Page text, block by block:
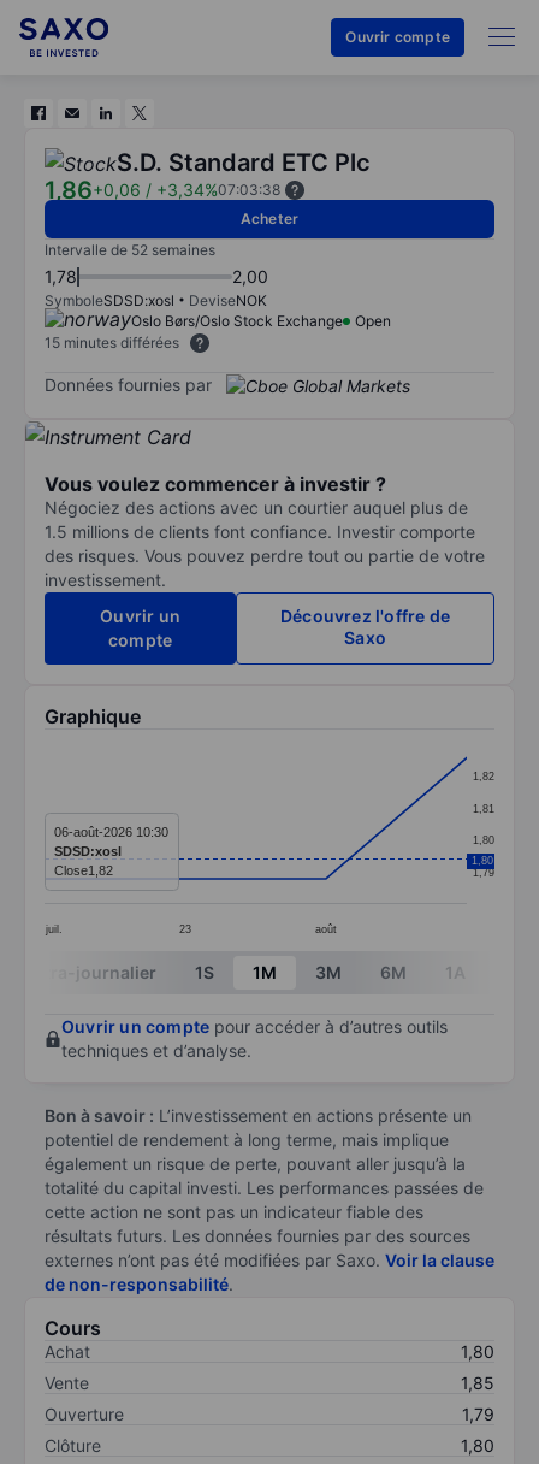
Ouvrir compte
S.D. Standard ETC Plc
1,86+0,06 / +3,34%07:03:38
Acheter
Intervalle de 52 semaines
1,78 2,00
SymboleSDSD:xosl DeviseNOK
Oslo Børs/Oslo Stock Exchange
Open
15 minutes différées
Données fournies par
Vous voulez commencer à investir ?
Négociez des actions avec un courtier auquel plus de
1.5 millions de clients font confiance. Investir comporte
des risques. Vous pouvez perdre tout ou partie de votre
investissement.
Ouvrir un
compte
Découvrez l'offre de
Saxo
Graphique
The chart has 1 X axis displaying categories.
The chart has 1 Y axis displaying values. Data ranges
juil. 23 août
1,79
1,80
1,81
1,82
1,80
06-août-2026 10:30
SDSD:xosl
Close1,82
End of interactive chart.
Intra-journalier 1S 1M 3M 6M 1A
Ouvrir un compte pour accéder à d’autres outils
techniques et d’analyse.
Bon à savoir : L’investissement en actions présente un
potentiel de rendement à long terme, mais implique
également un risque de perte, pouvant aller jusqu’à la
totalité du capital investi. Les performances passées de
cette action ne sont pas un indicateur fiable des
résultats futurs. Les données fournies par des sources
externes n’ont pas été modifiées par Saxo. Voir la clause
de non-responsabilité.
Cours
Achat
1,80
Vente
1,85
Ouverture
1,79
Clôture
1,80